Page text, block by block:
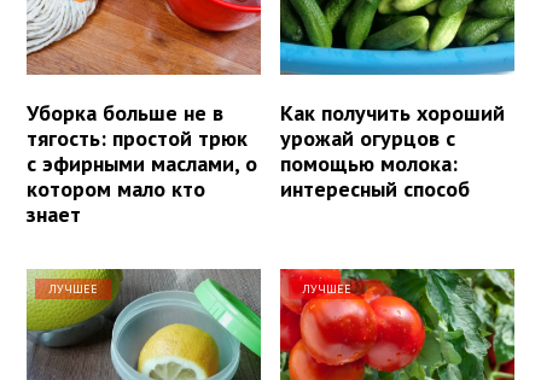
Уборка больше не в
тягость: простой трюк
с эфирными маслами, о
котором мало кто
знает
Как получить хороший
урожай огурцов с
помощью молока:
интересный способ
ЛУЧШЕЕ ЛУЧШЕЕ